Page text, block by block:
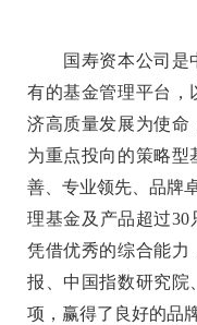
国寿资本公司是
有的基金管理平台，
济高质量发展为使命
为重点投向的策略型
善、专业领先、品牌
理基金及产品超过30
凭借优秀的综合能力
报、中国指数研究院
项，赢得了良好的品